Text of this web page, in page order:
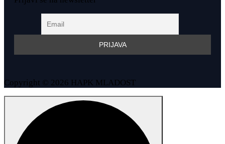
Copyright © 2026 HAPK MLADOST